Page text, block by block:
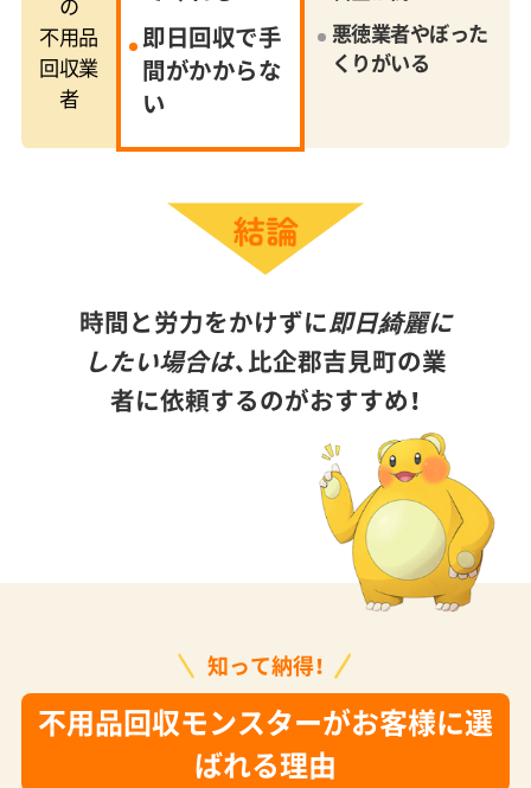
不用品
回収業
者
即日回収で手
間がかからな
い
悪徳業者やぼった
くりがいる
時間と労力をかけずに即日綺麗に
したい場合は、比企郡吉見町の業
者に依頼するのがおすすめ！
知って納得！
不用品回収モンスターがお客様に選
ばれる理由